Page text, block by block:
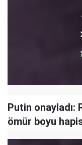
Putin onayladı:
ömür boyu